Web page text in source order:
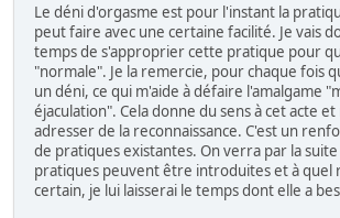
Le déni d'orgasme est pour l'instant la
peut faire avec une certaine facilité. Je vais
temps de s'approprier cette pratique pour
"normale". Je la remercie, pour chaque fois
un déni, ce qui m'aide à défaire l'amalgame
éjaculation". Cela donne du sens à cet acte
adresser de la reconnaissance. C'est un
de pratiques existantes. On verra par la
pratiques peuvent être introduites et à quel
certain, je lui laisserai le temps dont elle a